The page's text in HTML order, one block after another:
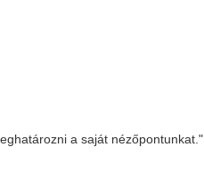
a saját nézőpontunkat."